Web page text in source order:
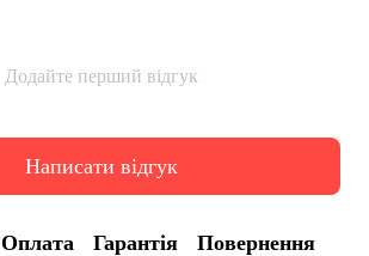
Додайте перший відгук
Написати відгук
Оплата Гарантія Повернення